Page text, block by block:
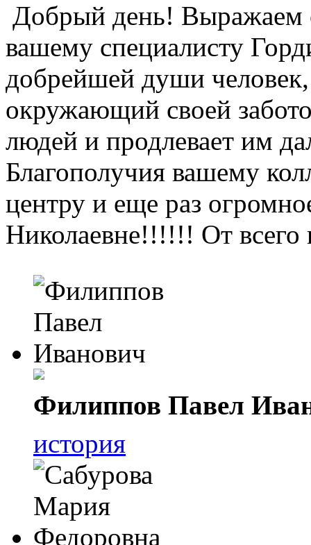
Добрый день! Выражаем
вашему специалисту
добрейшей души
окружающий своей
людей и продлевает им
Благополучия вашему
центру и еще раз
Николаевне!!!!!! От
Филиппов Павел
история